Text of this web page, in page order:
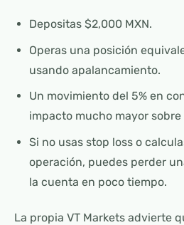
Depositas $2,000 MXN.
Operas una posición
usando apalancamiento.
Un movimiento del 5% en
impacto mucho mayor sobre
Si no usas stop loss o
operación, puedes perder
la cuenta en poco tiempo.
La propia VT Markets advierte